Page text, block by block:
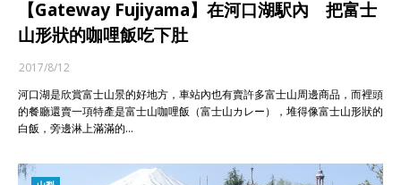
【Gateway Fujiyama】在河口湖駅內 把富士
山形狀的咖哩飯吃下肚
2017/8/12
河口湖是欣賞富士山景的好地方，車站內也有賣許多富士山周邊商品，而裡頭
的餐廳還賣一項特產是富士山咖哩飯（富士山カレー），堆得像富士山形狀的
白飯，旁邊淋上滿滿的…